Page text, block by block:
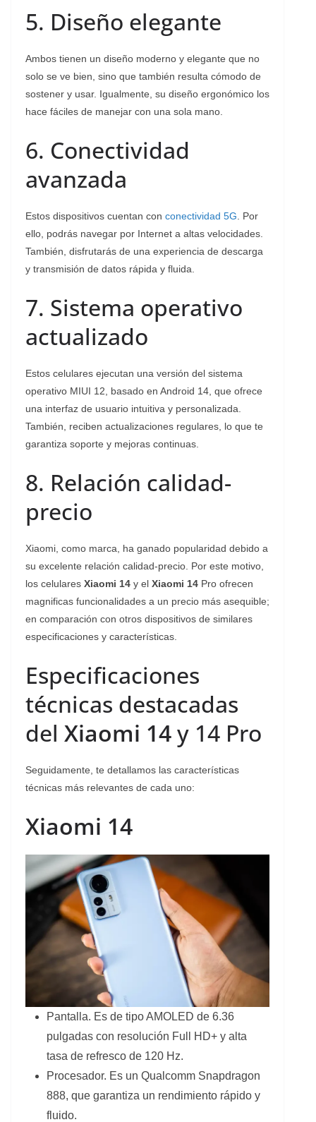
5. Diseño elegante
Ambos tienen un diseño moderno y elegante que no
solo se ve bien, sino que también resulta cómodo de
sostener y usar. Igualmente, su diseño ergonómico los
hace fáciles de manejar con una sola mano.
6. Conectividad
avanzada
Estos dispositivos cuentan con conectividad 5G . Por
ello, podrás navegar por Internet a altas velocidades.
También, disfrutarás de una experiencia de descarga
y transmisión de datos rápida y fluida.
7. Sistema operativo
actualizado
Estos celulares ejecutan una versión del sistema
operativo MIUI 12, basado en Android 14, que ofrece
una interfaz de usuario intuitiva y personalizada.
También, reciben actualizaciones regulares, lo que te
garantiza soporte y mejoras continuas.
8. Relación calidad-
precio
Xiaomi, como marca, ha ganado popularidad debido a
su excelente relación calidad-precio. Por este motivo,
los celulares Xiaomi 14 y el Xiaomi 14 Pro ofrecen
magnificas funcionalidades a un precio más asequible;
en comparación con otros dispositivos de similares
especificaciones y características.
Especificaciones
técnicas destacadas
del Xiaomi 14y 14 Pro
Seguidamente, te detallamos las características
técnicas más relevantes de cada uno:
Xiaomi 14
Pantalla. Es de tipo AMOLED de 6.36
pulgadas con resolución Full HD+ y alta
tasa de refresco de 120 Hz.
Procesador. Es un Qualcomm Snapdragon
888, que garantiza un rendimiento rápido y
fluido.